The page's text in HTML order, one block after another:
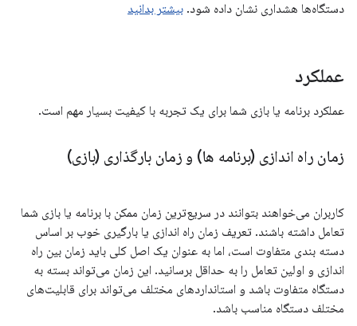
دستگاه‌ها هشداری نشان داده شود. بیشتر بدانید
عملکرد
عملکرد برنامه یا بازی شما برای یک تجربه با کیفیت بسیار مهم است.
زمان راه اندازی (برنامه ها) و زمان بارگذاری (بازی)
کاربران می‌خواهند بتوانند در سریع‌ترین زمان ممکن با برنامه یا بازی شما
تعامل داشته باشند. تعریف زمان راه اندازی یا بارگیری خوب بر اساس
دسته بندی متفاوت است، اما به عنوان یک اصل کلی باید زمان بین راه
اندازی و اولین تعامل را به حداقل برسانید. این زمان می‌تواند بسته به
دستگاه متفاوت باشد و استانداردهای مختلف می‌تواند برای قابلیت‌های
مختلف دستگاه مناسب باشد.